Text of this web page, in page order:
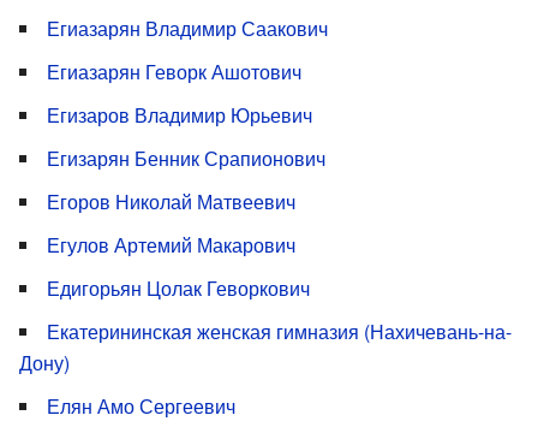
Егиазарян Владимир Саакович
Егиазарян Геворк Ашотович
Егизаров Владимир Юрьевич
Егизарян Бенник Срапионович
Егоров Николай Матвеевич
Егулов Артемий Макарович
Едигорьян Цолак Геворкович
Екатерининская женская гимназия (Нахичевань-на-
Дону)
Елян Амо Сергеевич